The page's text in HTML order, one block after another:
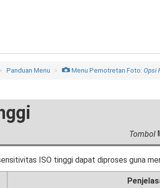
Panduan Menu C Menu Pemotretan Foto: Opsi
Tombol
ISO tinggi dapat diproses guna